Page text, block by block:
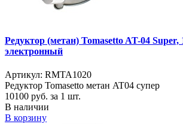
Редуктор (метан) Tomasetto AT-04 Super,
электронный
Артикул: RMTA1020
Редуктор Tomasetto метан AT04 супер
10100 руб. за 1 шт.
В наличии
В корзину